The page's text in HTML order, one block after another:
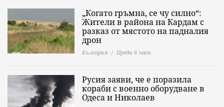
„Когато гръмна, се чу силно“:
Жители в района на Кардам с
разказ от мястото на падналия
дрон
България Преди 6 часа
Русия заяви, че е поразила
кораби с военно оборудване в
Одеса и Николаев